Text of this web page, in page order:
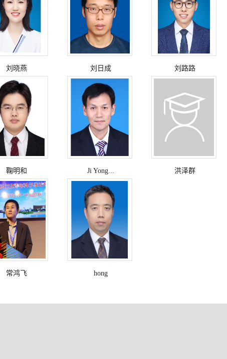
刘晓燕 刘日成 刘路路
鞠明和 Ji Yong... 洪泽群
常鸿飞 hong